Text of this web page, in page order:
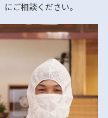
ご相談ください。